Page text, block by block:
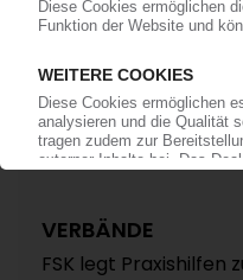
ALTAUTO-
TecPart: Verband
Konsultation zum
Öffentliche
abstimmen
VERBÄNDE
FSK legt Praxishilfen